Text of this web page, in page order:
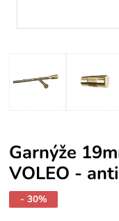
Garnýže
VOLEO -
- 30%